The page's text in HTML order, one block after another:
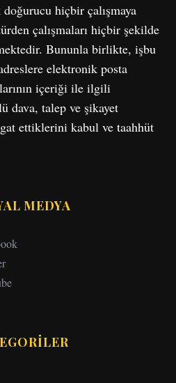
hiçbir çalışmaya
çalışmaları hiçbir şekilde
Bununla birlikte, işbu
elektronik posta
içeriği ile ilgili
dava, talep ve şikayet
ettiklerini kabul ve taahhüt
MEDYA